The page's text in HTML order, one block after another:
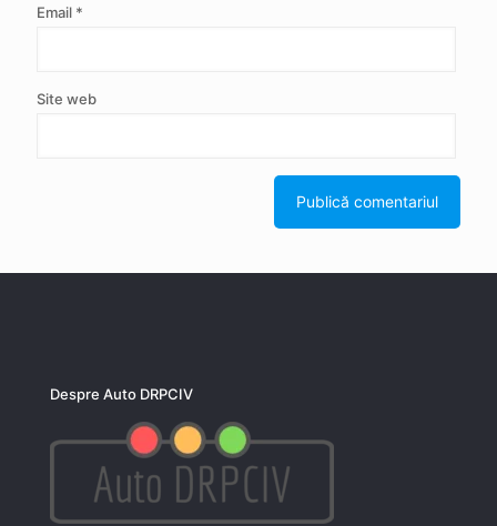
Email *
Site web
Despre Auto DRPCIV